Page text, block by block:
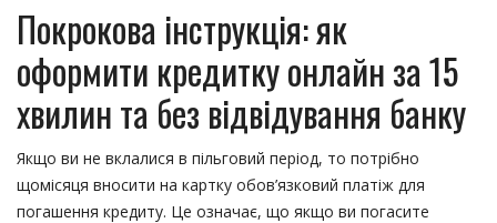
Покрокова інструкція: як
оформити кредитку онлайн за 15
хвилин та без відвідування банку
Якщо ви не вклалися в пільговий період, то потрібно
щомісяця вносити на картку обов’язковий платіж для
погашення кредиту. Це означає, що якщо ви погасите